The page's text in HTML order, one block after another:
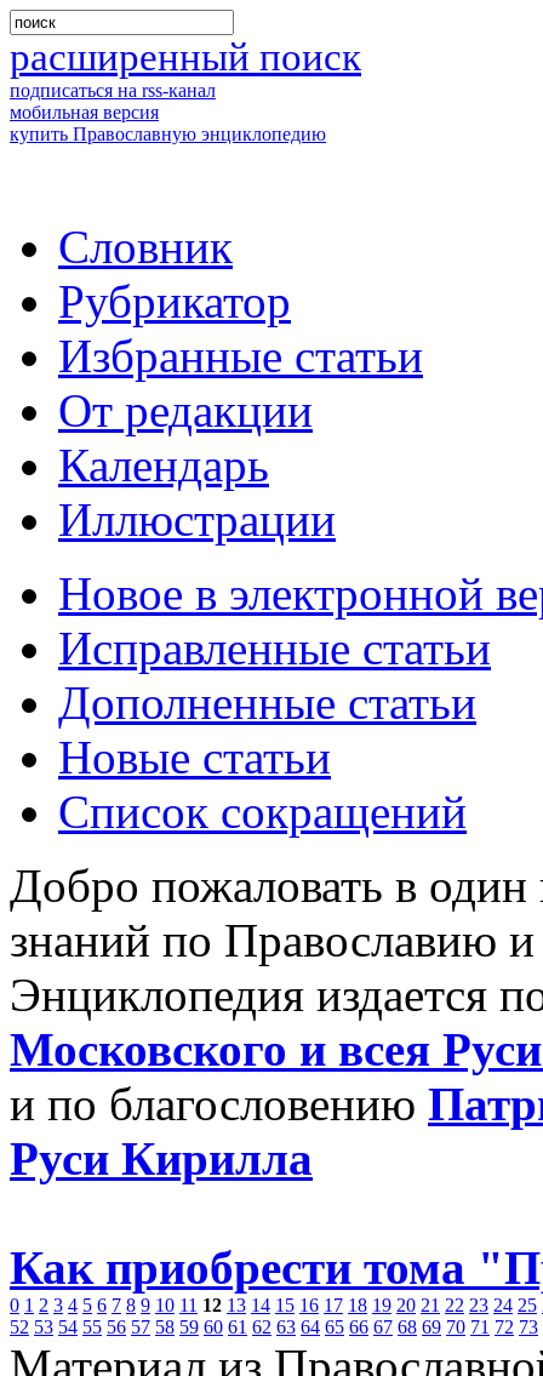
расширенный поиск
подписаться на rss-канал
мобильная версия
купить Православную энциклопедию
Словник
Рубрикатор
Избранные статьи
От редакции
Календарь
Иллюстрации
Новое в электронной
Исправленные статьи
Дополненные статьи
Новые статьи
Список сокращений
Добро пожаловать в
знаний по Православию
Энциклопедия издается
Московского и всея
и по благословению
Руси Кирилла
Как приобрести тома
0 1 2 3 4 5 6 7 8 9 10 11 12 13 14 15 16 17 18 19 20 21 22 23 24 25
52 53 54 55 56 57 58 59 60 61 62 63 64 65 66 67 68 69 70 71 72 73